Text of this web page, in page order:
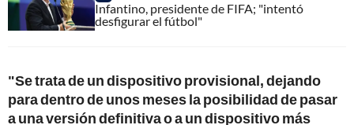
Infantino, presidente de FIFA; "intentó
desfigurar el fútbol"
"Se trata de un dispositivo provisional, dejando
para dentro de unos meses la posibilidad de pasar
a una versión definitiva o a un dispositivo más